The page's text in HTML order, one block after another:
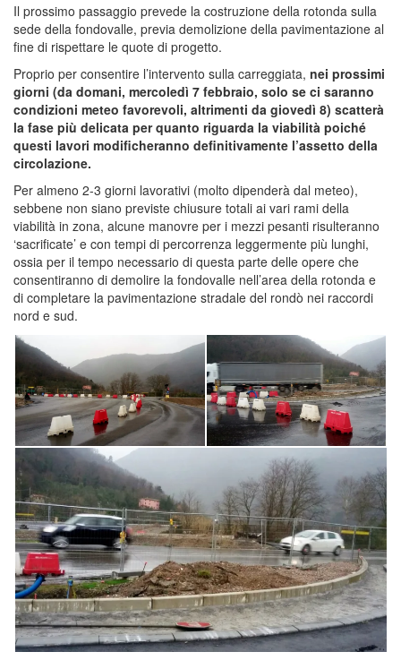
Il prossimo passaggio prevede la costruzione della rotonda sulla
sede della fondovalle, previa demolizione della pavimentazione al
fine di rispettare le quote di progetto.
Proprio per consentire l’intervento sulla carreggiata, nei prossimi
giorni (da domani, mercoledì 7 febbraio, solo se ci saranno
condizioni meteo favorevoli, altrimenti da giovedì 8) scatterà
la fase più delicata per quanto riguarda la viabilità poiché
questi lavori modificheranno definitivamente l’assetto della
circolazione.
Per almeno 2-3 giorni lavorativi (molto dipenderà dal meteo),
sebbene non siano previste chiusure totali ai vari rami della
viabilità in zona, alcune manovre per i mezzi pesanti risulteranno
‘sacrificate’ e con tempi di percorrenza leggermente più lunghi,
ossia per il tempo necessario di questa parte delle opere che
consentiranno di demolire la fondovalle nell’area della rotonda e
di completare la pavimentazione stradale del rondò nei raccordi
nord e sud.